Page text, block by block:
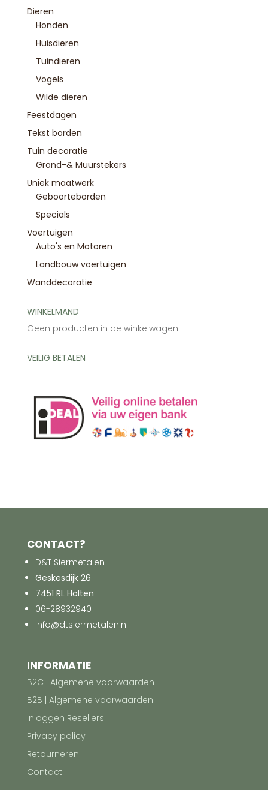
Dieren
Honden
Huisdieren
Tuindieren
Vogels
Wilde dieren
Feestdagen
Tekst borden
Tuin decoratie
Grond-& Muurstekers
Uniek maatwerk
Geboorteborden
Specials
Voertuigen
Auto's en Motoren
Landbouw voertuigen
Wanddecoratie
WINKELMAND
Geen producten in de winkelwagen.
VEILIG BETALEN
CONTACT?
D&T Siermetalen
Geskesdijk 26
7451 RL Holten
06-28932940
info@dtsiermetalen.nl
INFORMATIE
B2C | Algemene voorwaarden
B2B | Algemene voorwaarden
Inloggen Resellers
Privacy policy
Retourneren
Contact